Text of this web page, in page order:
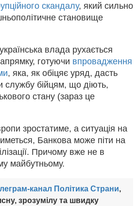
скандалу, який сильно
становище
влада рухається
готуючи впровадження
, яка, як обіцяє уряд, дасть
службу бійцям, що діють,
стану (зараз це
зростатиме, а ситуація на
Банкова може піти на
Причому вже не в
майбутньому.
канал Політика Страни,
зрозумілу та швидку